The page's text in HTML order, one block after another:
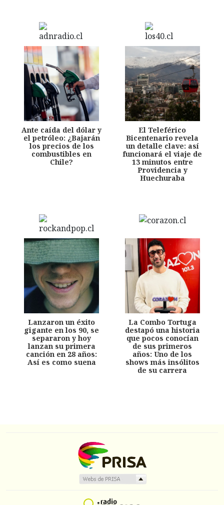
Ante caída del dólar y
el petróleo: ¿Bajarán
los precios de los
combustibles en
Chile?
El Teleférico
Bicentenario revela
un detalle clave: así
funcionará el viaje de
13 minutos entre
Providencia y
Huechuraba
Lanzaron un éxito
gigante en los 90, se
separaron y hoy
lanzan su primera
canción en 28 años:
Así es como suena
La Combo Tortuga
destapó una historia
que pocos conocían
de sus primeros
años: Uno de los
shows más insólitos
de su carrera